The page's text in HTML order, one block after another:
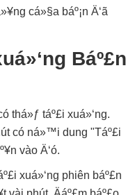
cá»§a báº¡n Ä‘ã
Báº£n
thá»ƒ táº£i xuá»‘ng.
có ná»™i dung "Táº£i
vào Ä‘ó.
xuá»‘ng phiên báº£n